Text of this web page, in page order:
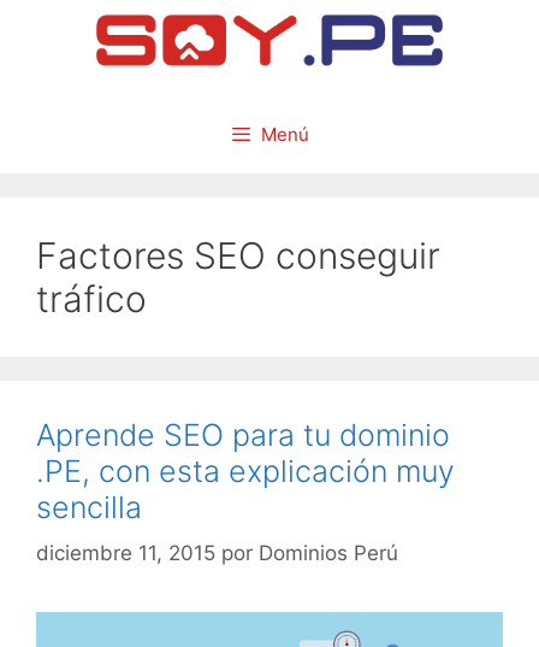
Menú
Factores SEO conseguir
tráfico
Aprende SEO para tu dominio
.PE, con esta explicación muy
sencilla
diciembre 11, 2015 por Dominios Perú